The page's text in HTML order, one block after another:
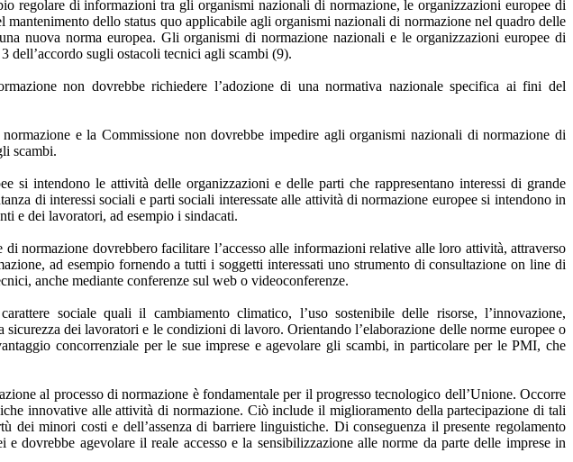
regolare di informazioni tra gli organismi nazionali di normazione, le organizzazioni europee di
dello status quo applicabile agli organismi nazionali di normazione nel quadro delle
nuova norma europea. Gli organismi di normazione nazionali e le organizzazioni europee di
dell’accordo sugli ostacoli tecnici agli scambi (9).
non dovrebbe richiedere l’adozione di una normativa nazionale specifica ai fini del
e la Commissione non dovrebbe impedire agli organismi nazionali di normazione di
scambi.
si intendono le attività delle organizzazioni e delle parti che rappresentano interessi di grande
di interessi sociali e parti sociali interessate alle attività di normazione europee si intendono in
e dei lavoratori, ad esempio i sindacati.
normazione dovrebbero facilitare l’accesso alle informazioni relative alle loro attività, attraverso
ad esempio fornendo a tutti i soggetti interessati uno strumento di consultazione on line di
anche mediante conferenze sul web o videoconferenze.
sociale quali il cambiamento climatico, l’uso sostenibile delle risorse, l’innovazione,
dei lavoratori e le condizioni di lavoro. Orientando l’elaborazione delle norme europee o
concorrenziale per le sue imprese e agevolare gli scambi, in particolare per le PMI, che
al processo di normazione è fondamentale per il progresso tecnologico dell’Unione. Occorre
innovative alle attività di normazione. Ciò include il miglioramento della partecipazione di tali
minori costi e dell’assenza di barriere linguistiche. Di conseguenza il presente regolamento
dovrebbe agevolare il reale accesso e la sensibilizzazione alle norme da parte delle imprese in